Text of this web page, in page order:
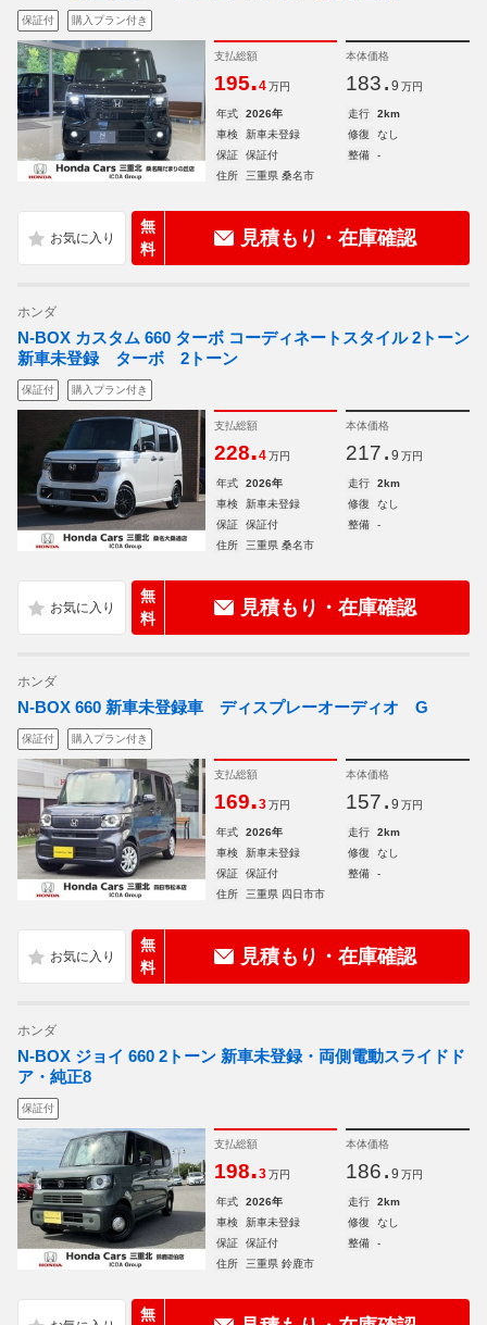
保証付 購入プラン付き
支払総額
195.4 万円
本体価格
183. 9 万円
年式 2026年 走行
2km
車検
新車未登録 修復
なし
保証
保証付 整備
-
住所
三重県 桑名市
無
料
見積もり・在庫確認
ホンダ
N-BOX カスタム 660 ターボ コーディネートスタイル 2トーン
新車未登録 ターボ 2トーン
保証付 購入プラン付き
支払総額
228.4 万円
本体価格
217. 9 万円
年式 2026年 走行
2km
車検
新車未登録 修復
なし
保証
保証付 整備
-
住所
三重県 桑名市
無
料
見積もり・在庫確認
ホンダ
N-BOX 660 新車未登録車 ディスプレーオーディオ G
保証付 購入プラン付き
支払総額
169.3 万円
本体価格
157. 9 万円
年式 2026年 走行
2km
車検
新車未登録 修復
なし
保証
保証付 整備
-
住所
三重県 四日市市
無
料
見積もり・在庫確認
ホンダ
N-BOX ジョイ 660 2トーン 新車未登録・両側電動スライドド
ア・純正8
保証付
支払総額
198.3 万円
本体価格
186. 9 万円
年式 2026年 走行
2km
車検
新車未登録 修復
なし
保証
保証付 整備
-
住所
三重県 鈴鹿市
無